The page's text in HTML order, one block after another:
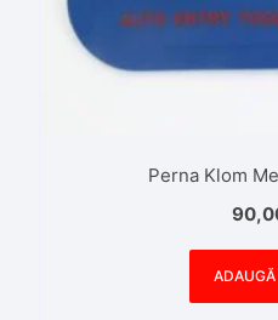
Perna Klom